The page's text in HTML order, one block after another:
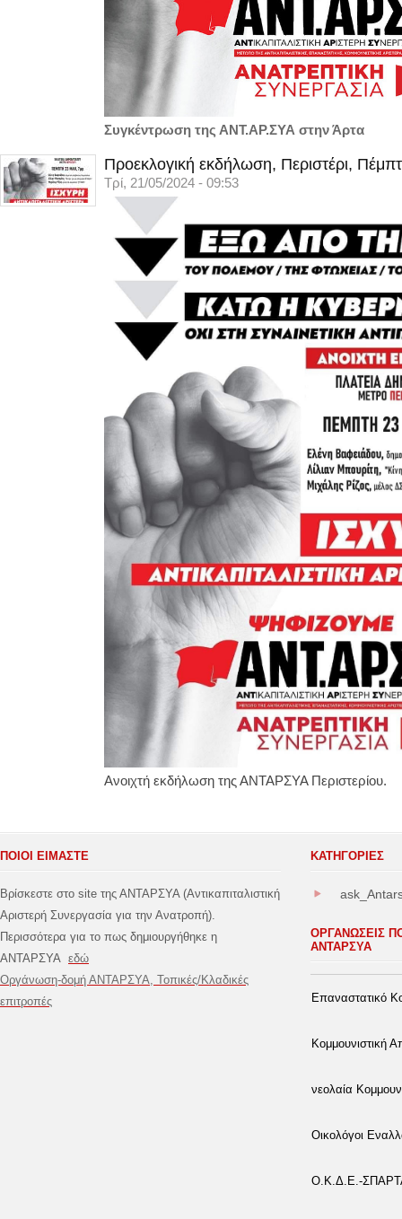
Συγκέντρωση της ΑΝΤ.ΑΡ.ΣΥΑ στην Άρτα
Προεκλογική εκδήλωση, Περιστέρι,
Τρί, 21/05/2024 - 09:53
Ανοιχτή εκδήλωση της ΑΝΤΑΡΣΥΑ Περιστερίου.
ΠΟΙΟΙ ΕΙΜΑΣΤΕ
Βρίσκεστε στο site της ΑΝΤΑΡΣΥΑ (Αντικαπιταλιστική
Αριστερή Συνεργασία για την Ανατροπή).
Περισσότερα για το πως δημιουργήθηκε η
ΑΝΤΑΡΣΥΑ εδώ
Οργάνωση-δομή ΑΝΤΑΡΣΥΑ, Τοπικές/Κλαδικές
επιτροπές
ΚΑΤΗΓΟΡΊΕΣ
ΟΡΓΑΝΩΣΕΙΣ
ΑΝΤΑΡΣΥΑ
Επαναστατικό
Κομμουνιστική
νεολαία
Οικολόγοι
Ο.Κ.Δ.Ε.-